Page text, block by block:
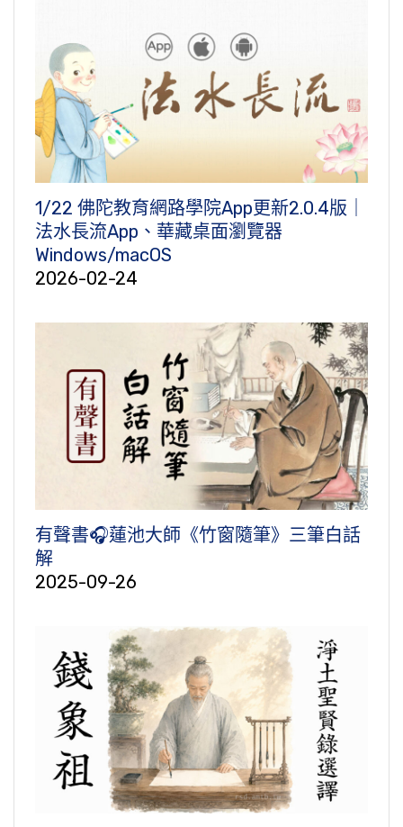
1/22 佛陀教育網路學院App更新2.0.4版｜
法水長流App、華藏桌面瀏覽器
Windows/macOS
2026-02-24
有聲書🎧蓮池大師《竹窗隨筆》三筆白話
解
2025-09-26